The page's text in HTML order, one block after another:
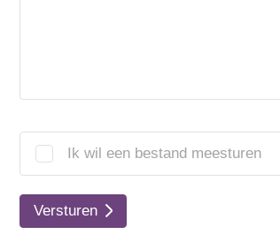
Ik wil een bestand meesturen
Versturen